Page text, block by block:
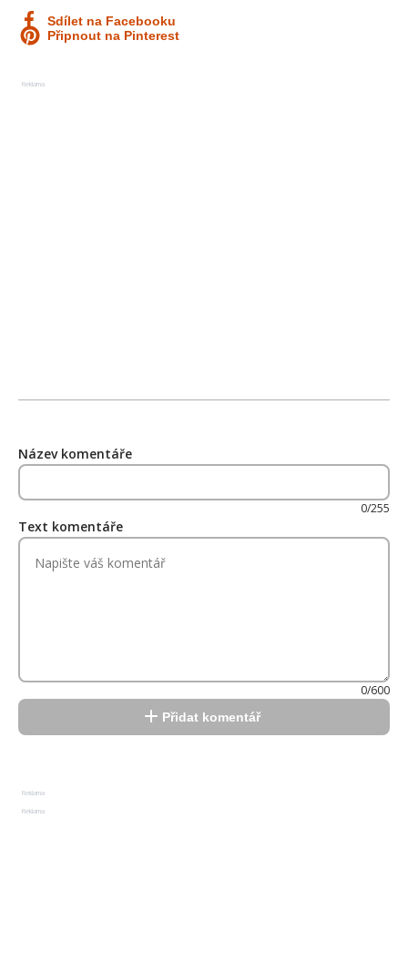
Sdílet na Facebooku
Připnout na Pinterest
Reklama
Název komentáře
0/255
Text komentáře
0/600
Přidat komentář
Reklama
Reklama